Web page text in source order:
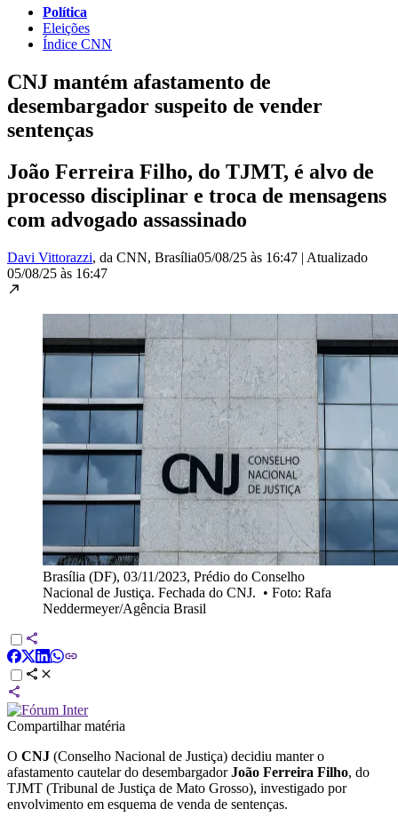
Política
Eleições
Índice CNN
CNJ mantém afastamento de
desembargador suspeito de vender
sentenças
João Ferreira Filho, do TJMT, é alvo de
processo disciplinar e troca de mensagens
com advogado assassinado
Davi Vittorazzi, da CNN, Brasília05/08/25 às 16:47 | Atualizado
05/08/25 às 16:47
Brasília (DF), 03/11/2023, Prédio do Conselho
Nacional de Justiça. Fechada do CNJ. • Foto: Rafa
Neddermeyer/Agência Brasil
Compartilhar matéria
O CNJ (Conselho Nacional de Justiça) decidiu manter o
afastamento cautelar do desembargadorJoão Ferreira Filho, do
TJMT (Tribunal de Justiça de Mato Grosso), investigado por
envolvimento em esquema de venda de sentenças.